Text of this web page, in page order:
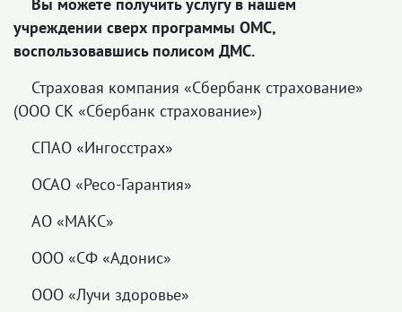
учреждении сверх программы ОМС,
воспользовавшись полисом ДМС.
Страховая компания «Сбербанк страхование»
(ООО СК «Сбербанк страхование»)
СПАО «Ингосстрах»
ОСАО «Ресо-Гарантия»
АО «МАКС»
ООО «СФ «Адонис»
ООО «Лучи здоровье»